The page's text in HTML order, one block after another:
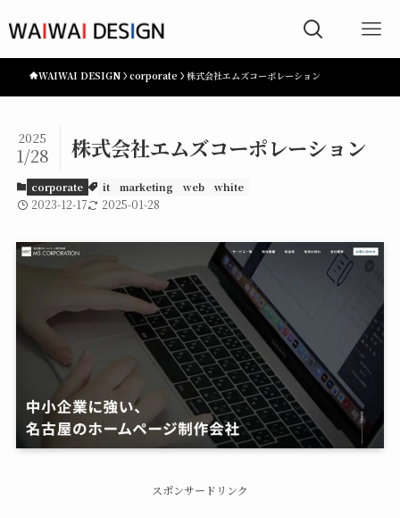
WAIWAI DESIGN corporate 株式会社エムズコーポレーション
株式会社エムズコーポレーション
2025
1/28
corporate it marketing web white
2023-12-17 2025-01-28
スポンサードリンク